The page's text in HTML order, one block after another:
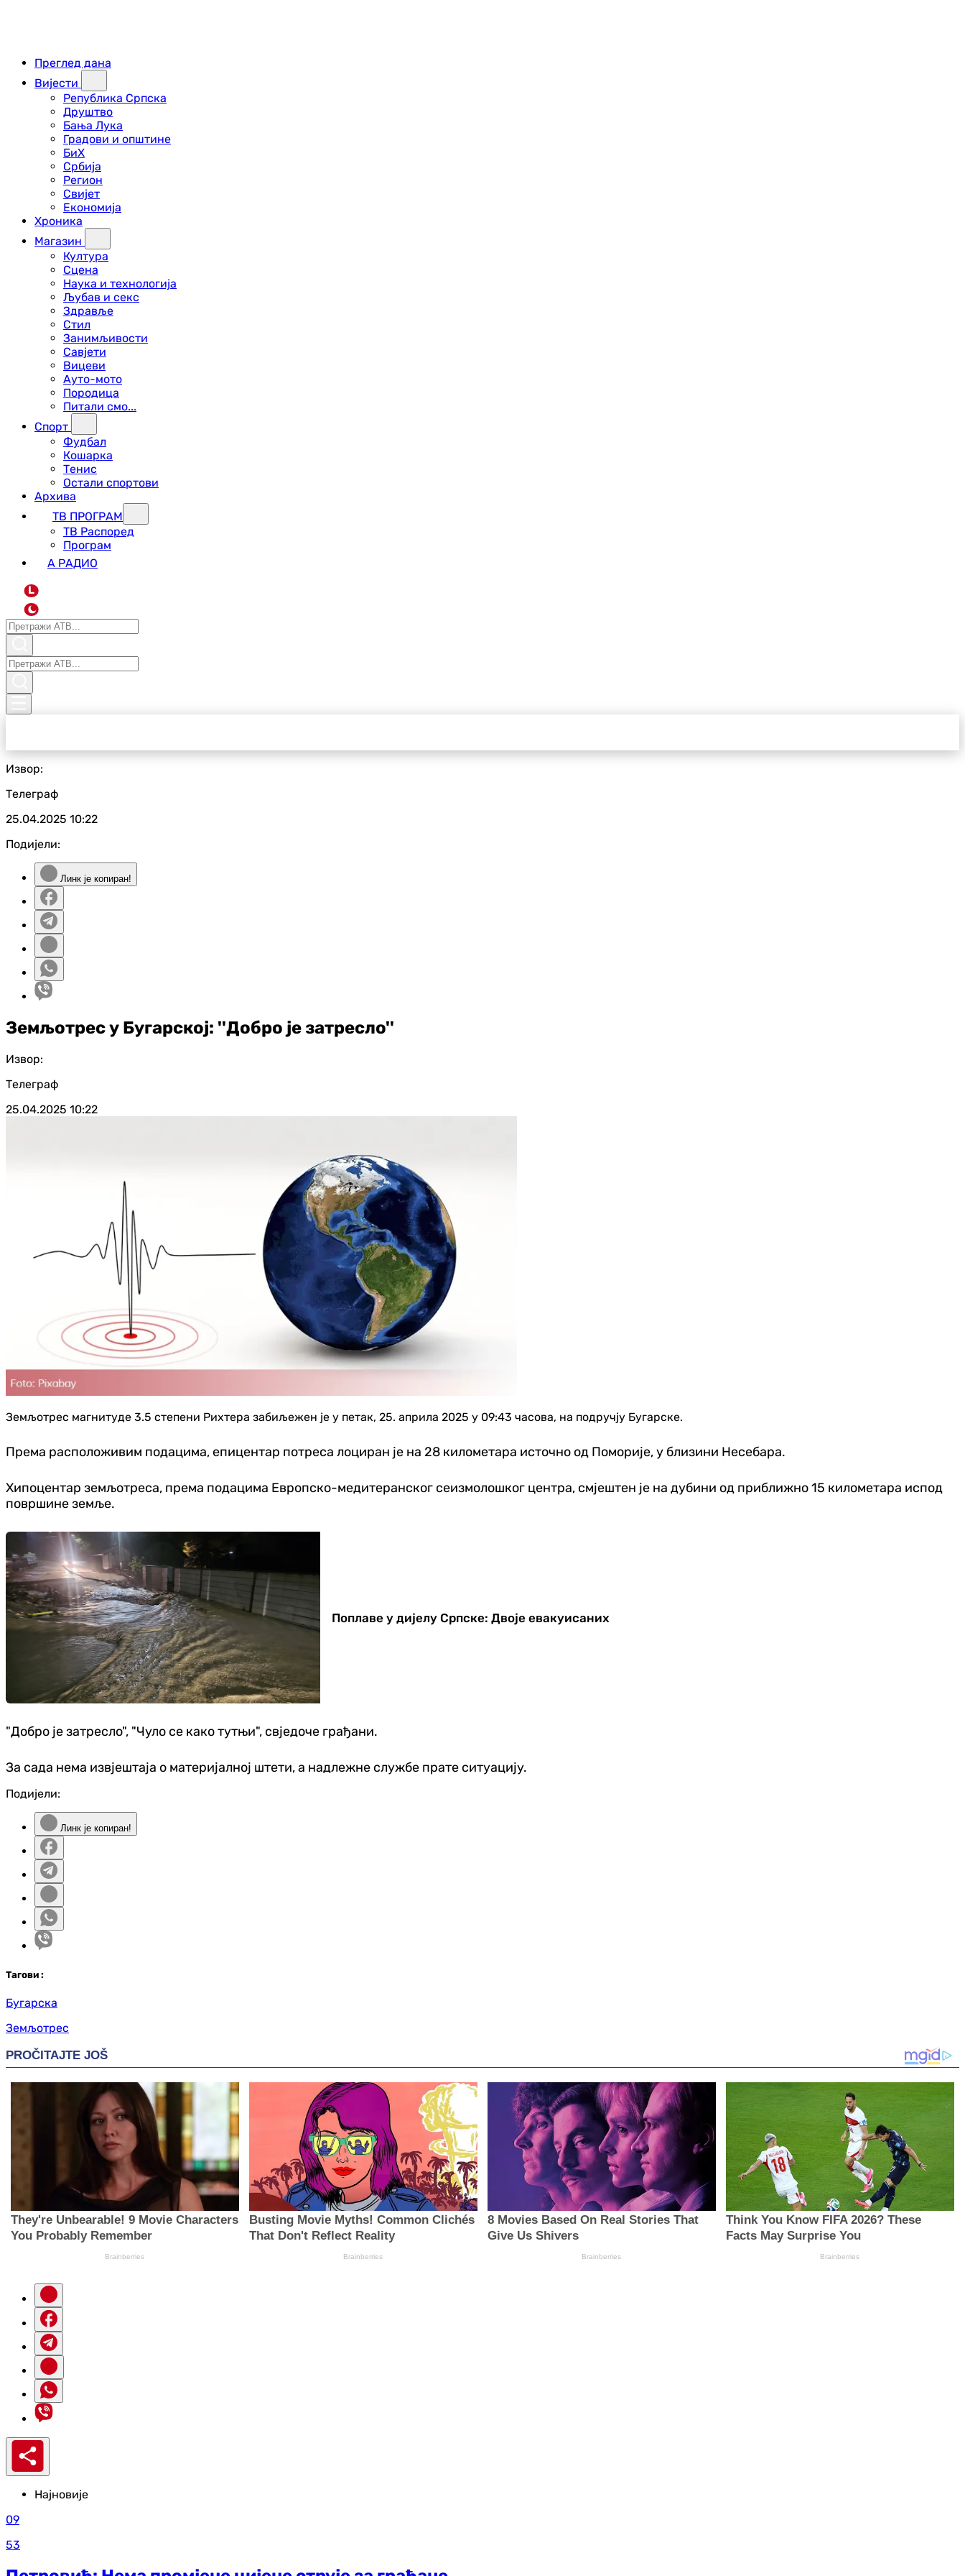
Преглед дана
Вијести
Република Српска
Друштво
Бања Лука
Градови и општине
БиХ
Србија
Регион
Свијет
Економија
Хроника
Магазин
Култура
Сцена
Наука и технологија
Љубав и секс
Здравље
Стил
Занимљивости
Савјети
Вицеви
Ауто-мото
Породица
Питали смо...
Спорт
Фудбал
Кошарка
Тенис
Остали спортови
Архива
ТВ ПРОГРАМ
ТВ Распоред
Програм
А РАДИО
L
Извор:
Телеграф
25.04.2025 10:22
Подијели:
Линк је копиран!
Земљотрес у Бугарској: ''Добро је затресло''
Извор:
Телеграф
25.04.2025 10:22
Земљотрес магнитуде 3.5 степени Рихтера забиљежен је у петак, 25. априла 2025 у 09:43 часова, на подручју Бугарске.
Према расположивим подацима, епицентар потреса лоциран је на 28 километара источно од Поморије, у близини Несебара.
Хипоцентар земљотреса, према подацима Европско-медитеранског сеизмолошког центра, смјештен је на дубини од приближно 15 километара испод
површине земље.
Поплаве у дијелу Српске: Двоје евакуисаних
"Добро је затресло", "Чуло се како тутњи", свједоче грађани.
За сада нема извјештаја о материјалној штети, а надлежне службе прате ситуацију.
Подијели:
Линк је копиран!
Тагови :
Бугарска
Земљотрес
Најновије
09
53